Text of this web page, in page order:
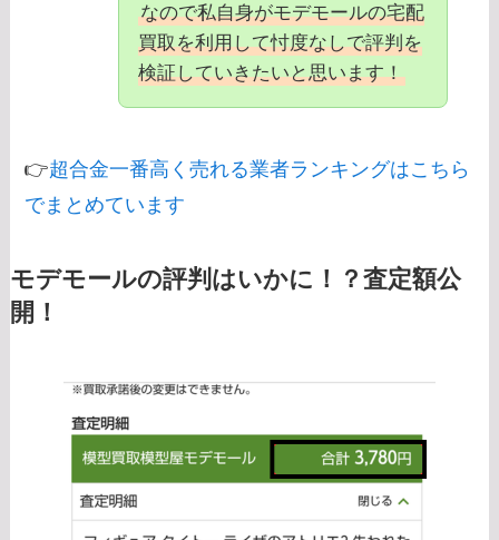
なので私自身がモデモールの宅配
買取を利用して忖度なしで評判を
検証していきたいと思います！
👉超合金一番高く売れる業者ランキングはこちら
でまとめています
モデモールの評判はいかに！？査定額公
開！